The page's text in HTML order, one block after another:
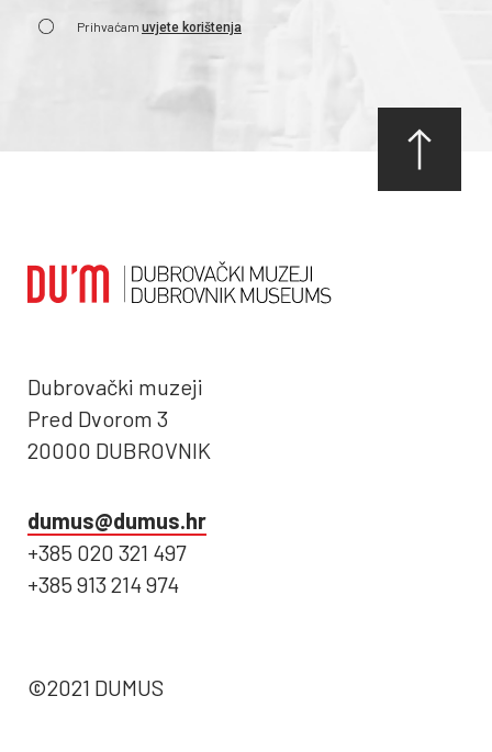
Prihvaćam uvjete korištenja
Dubrovački muzeji
Pred Dvorom 3
20000 DUBROVNIK
dumus@dumus.hr
+385 020 321 497
+385 913 214 974
©2021 DUMUS